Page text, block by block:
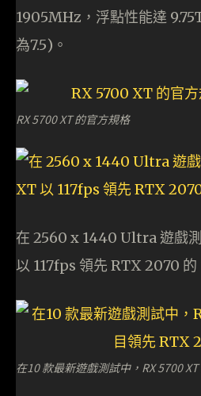
1905MHz，浮點性能達
為7.5)。
RX 5700 XT 的官方規格
在 2560 x 1440 Ultra 遊戲
以 117fps 領先 RTX 2070 的
在10 款最新遊戲測試中，RX 5700